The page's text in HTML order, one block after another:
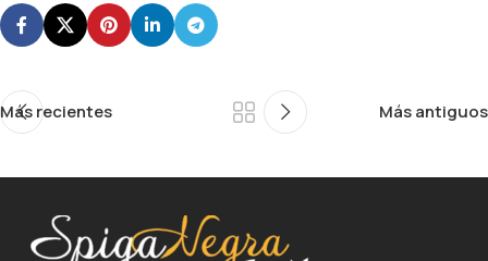
Más recientes Más antiguos